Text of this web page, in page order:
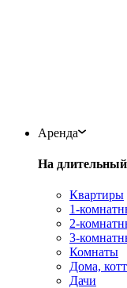
Аренда
На
Квартиры
1-
2-
3-
Комнаты
Дома,
Дачи